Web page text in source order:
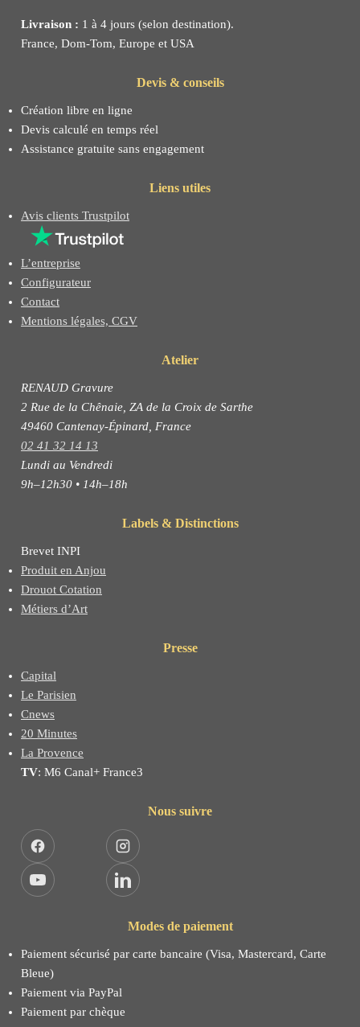
Livraison : 1 à 4 jours (selon destination).
France, Dom-Tom, Europe et USA
Devis & conseils
Création libre en ligne
Devis calculé en temps réel
Assistance gratuite sans engagement
Liens utiles
Avis clients Trustpilot
L’entreprise
Configurateur
Contact
Mentions légales, CGV
Atelier
RENAUD Gravure
2 Rue de la Chênaie, ZA de la Croix de Sarthe
49460 Cantenay-Épinard, France
02 41 32 14 13
Lundi au Vendredi
9h–12h30 • 14h–18h
Labels & Distinctions
Brevet INPI
Produit en Anjou
Drouot Cotation
Métiers d’Art
Presse
Capital
Le Parisien
Cnews
20 Minutes
La Provence
TV: M6 Canal+ France3
Nous suivre
Facebook Instagram
YouTube LinkedIn
Modes de paiement
Paiement sécurisé par carte bancaire (Visa, Mastercard, Carte
Bleue)
Paiement via PayPal
Paiement par chèque